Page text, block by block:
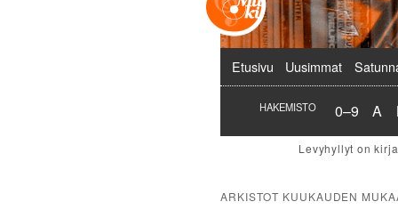
Päävalikko
Etusivu Uusimmat
HAKEMISTO 0–9 A
ARKISTOT KUUKAUDEN